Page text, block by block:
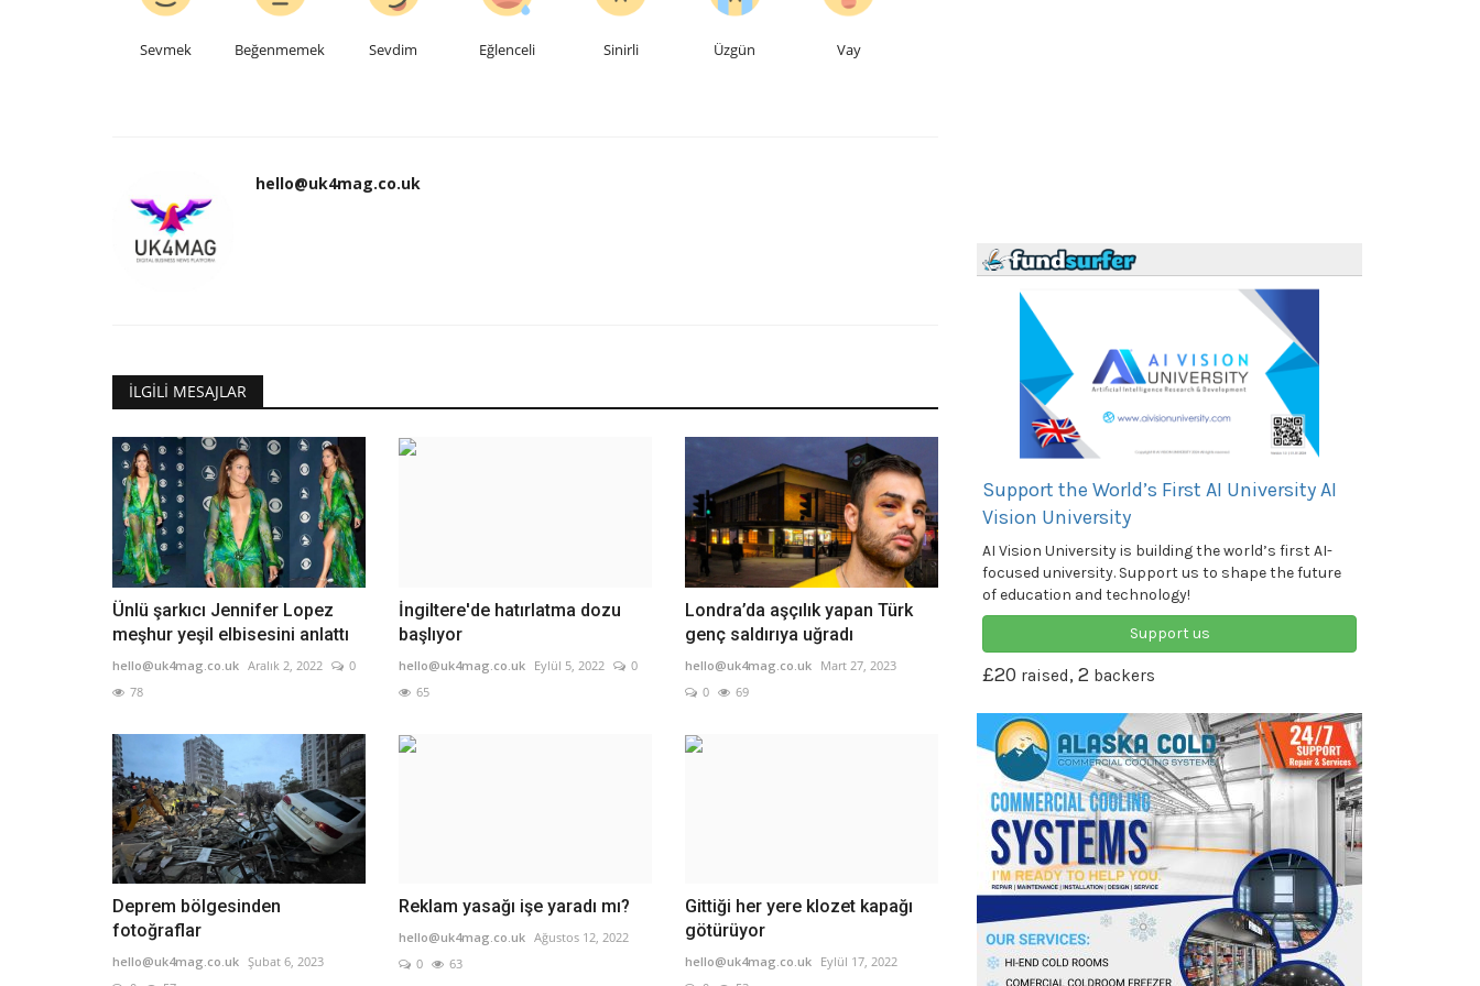
Sevmek Beğenmemek Sevdim Eğlenceli Sinirli Üzgün Vay
hello@uk4mag.co.uk
İLGILI MESAJLAR
Ünlü şarkıcı Jennifer Lopez
meşhur yeşil elbisesini anlattı
hello@uk4mag.co.uk Aralık 2, 2022
0
78
İngiltere'de hatırlatma dozu
başlıyor
hello@uk4mag.co.uk Eylül 5, 2022
0
65
Londra’da aşçılık yapan Türk
genç saldırıya uğradı
hello@uk4mag.co.uk
Mart 27, 2023
0
69
Deprem bölgesinden
fotoğraflar
hello@uk4mag.co.uk Şubat 6, 2023
Reklam yasağı işe yaradı mı?
hello@uk4mag.co.uk Ağustos 12, 2022
0
63
Gittiği her yere klozet kapağı
götürüyor
hello@uk4mag.co.uk
Eylül 17, 2022